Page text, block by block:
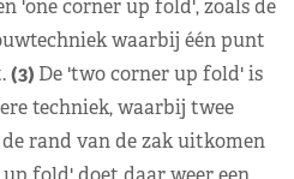
'one corner up fold', zoals de
waarbij één punt
(3) De 'two corner up fold' is
techniek, waarbij twee
rand van de zak uitkomen